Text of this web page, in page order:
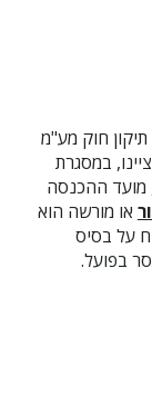
חוק מע"מ
במסגרת
מועד ההכנסה
או מורשה הוא
על בסיס
בפועל.